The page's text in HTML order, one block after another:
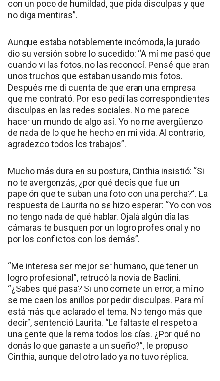
con un poco de humildad, que pida disculpas y que
no diga mentiras”.
Aunque estaba notablemente incómoda, la jurado
dio su versión sobre lo sucedido: “A mí me pasó que
cuando vi las fotos, no las reconocí. Pensé que eran
unos truchos que estaban usando mis fotos.
Después me di cuenta de que eran una empresa
que me contrató. Por eso pedí las correspondientes
disculpas en las redes sociales. No me parece
hacer un mundo de algo así. Yo no me avergüenzo
de nada de lo que he hecho en mi vida. Al contrario,
agradezco todos los trabajos”.
Mucho más dura en su postura, Cinthia insistió: “Si
no te avergonzás, ¿por qué decís que fue un
papelón que te suban una foto con una percha?”. La
respuesta de Laurita no se hizo esperar: “Yo con vos
no tengo nada de qué hablar. Ojalá algún día las
cámaras te busquen por un logro profesional y no
por los conflictos con los demás”.
“Me interesa ser mejor ser humano, que tener un
logro profesional”, retrucó la novia de Baclini.
“¿Sabes qué pasa? Si uno comete un error, a mí no
se me caen los anillos por pedir disculpas. Para mí
está más que aclarado el tema. No tengo más que
decir”, sentenció Laurita. “Le faltaste el respeto a
una gente que la rema todos los días. ¿Por qué no
donás lo que ganaste a un sueño?”, le propuso
Cinthia, aunque del otro lado ya no tuvo réplica.